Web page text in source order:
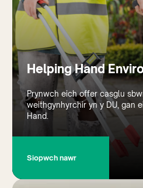
Helping Hand
Prynwch eich offer casglu
weithgynhyrchir yn y DU, gan
Hand.
Siopwch nawr